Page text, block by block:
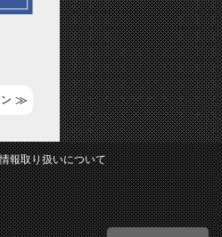
報取り扱いについて